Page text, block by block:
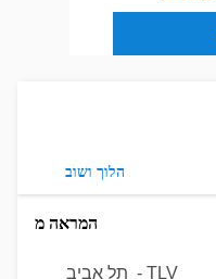
הלוך ושוב
המראה מ